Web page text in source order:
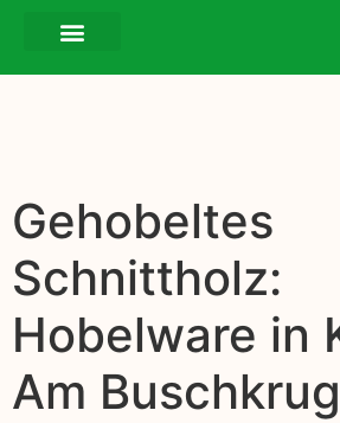
Gehobeltes
Schnittholz:
Hobelware in
Am